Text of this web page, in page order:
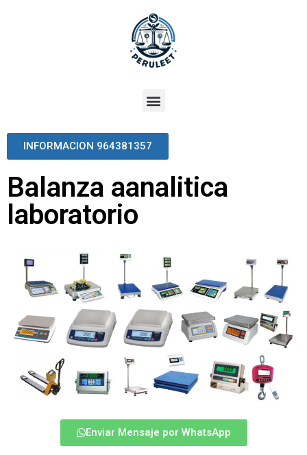
INFORMACION 964381357
Balanza aanalitica
laboratorio
Enviar Mensaje por WhatsApp